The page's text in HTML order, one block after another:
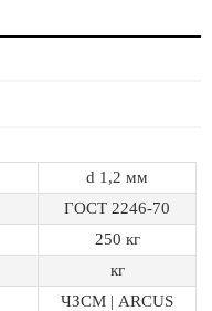
d 1,2 мм
ГОСТ 2246-70
250 кг
кг
ЧЗСМ | ARCUS